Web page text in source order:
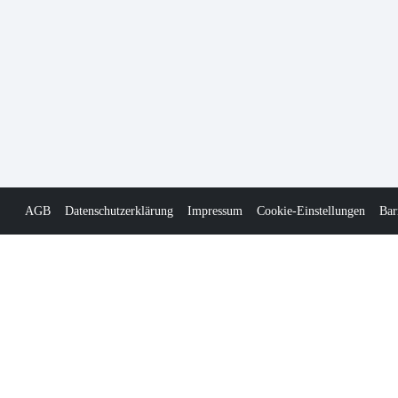
AGB Datenschutzerklärung Impressum Cookie-Einstellungen